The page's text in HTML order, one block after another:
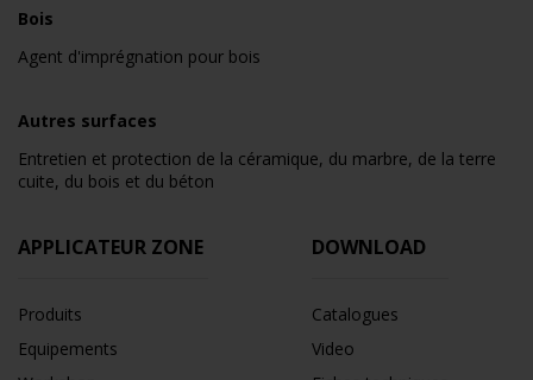
Bois
Agent d'imprégnation pour bois
Autres surfaces
Entretien et protection de la céramique, du marbre, de la terre
cuite, du bois et du béton
APPLICATEUR ZONE
Produits
Equipements
DOWNLOAD
Catalogues
Video